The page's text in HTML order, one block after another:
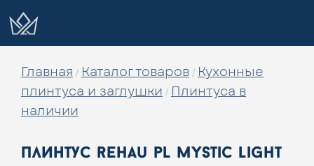
Главная / Каталог товаров / Кухонные
плинтуса и заглушки /
Плинтуса в
наличии
плинтус rehau pl mystic light